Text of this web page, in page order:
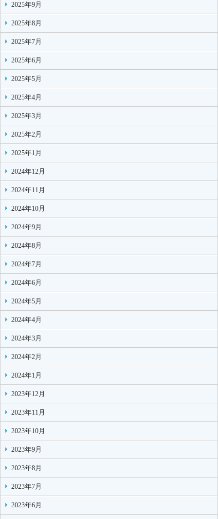
2025年9月
2025年8月
2025年7月
2025年6月
2025年5月
2025年4月
2025年3月
2025年2月
2025年1月
2024年12月
2024年11月
2024年10月
2024年9月
2024年8月
2024年7月
2024年6月
2024年5月
2024年4月
2024年3月
2024年2月
2024年1月
2023年12月
2023年11月
2023年10月
2023年9月
2023年8月
2023年7月
2023年6月